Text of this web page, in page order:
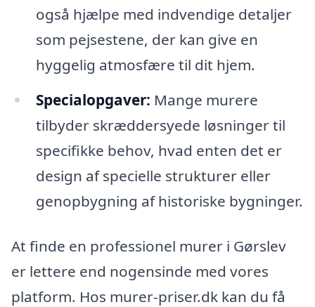
også hjælpe med indvendige detaljer
som pejsestene, der kan give en
hyggelig atmosfære til dit hjem.
Specialopgaver: Mange murere
tilbyder skræddersyede løsninger til
specifikke behov, hvad enten det er
design af specielle strukturer eller
genopbygning af historiske bygninger.
At finde en professionel murer i Gørslev
er lettere end nogensinde med vores
platform. Hos murer-priser.dk kan du få